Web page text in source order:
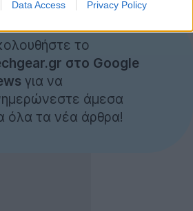
Data Access Privacy Policy
το
στο Google
για να
άμεσα
όλα τα νέα άρθρα!